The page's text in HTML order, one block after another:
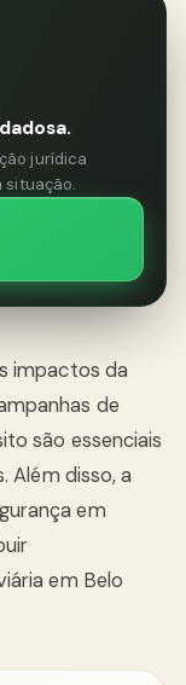
jurídica
situação.
impactos da
de
são essenciais
Além disso, a
em
em Belo